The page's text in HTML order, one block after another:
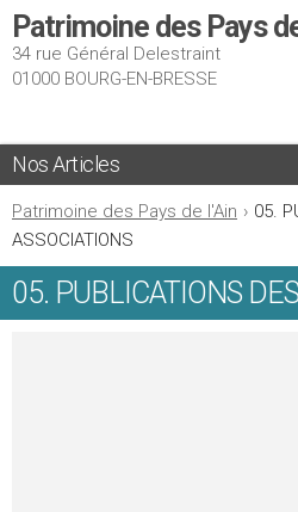
Patrimoine des Pays
34 rue Général Delestraint
01000 BOURG-EN-BRESSE
Nos Articles
Patrimoine des Pays de l'Ain › 05.
ASSOCIATIONS
05. PUBLICATIONS